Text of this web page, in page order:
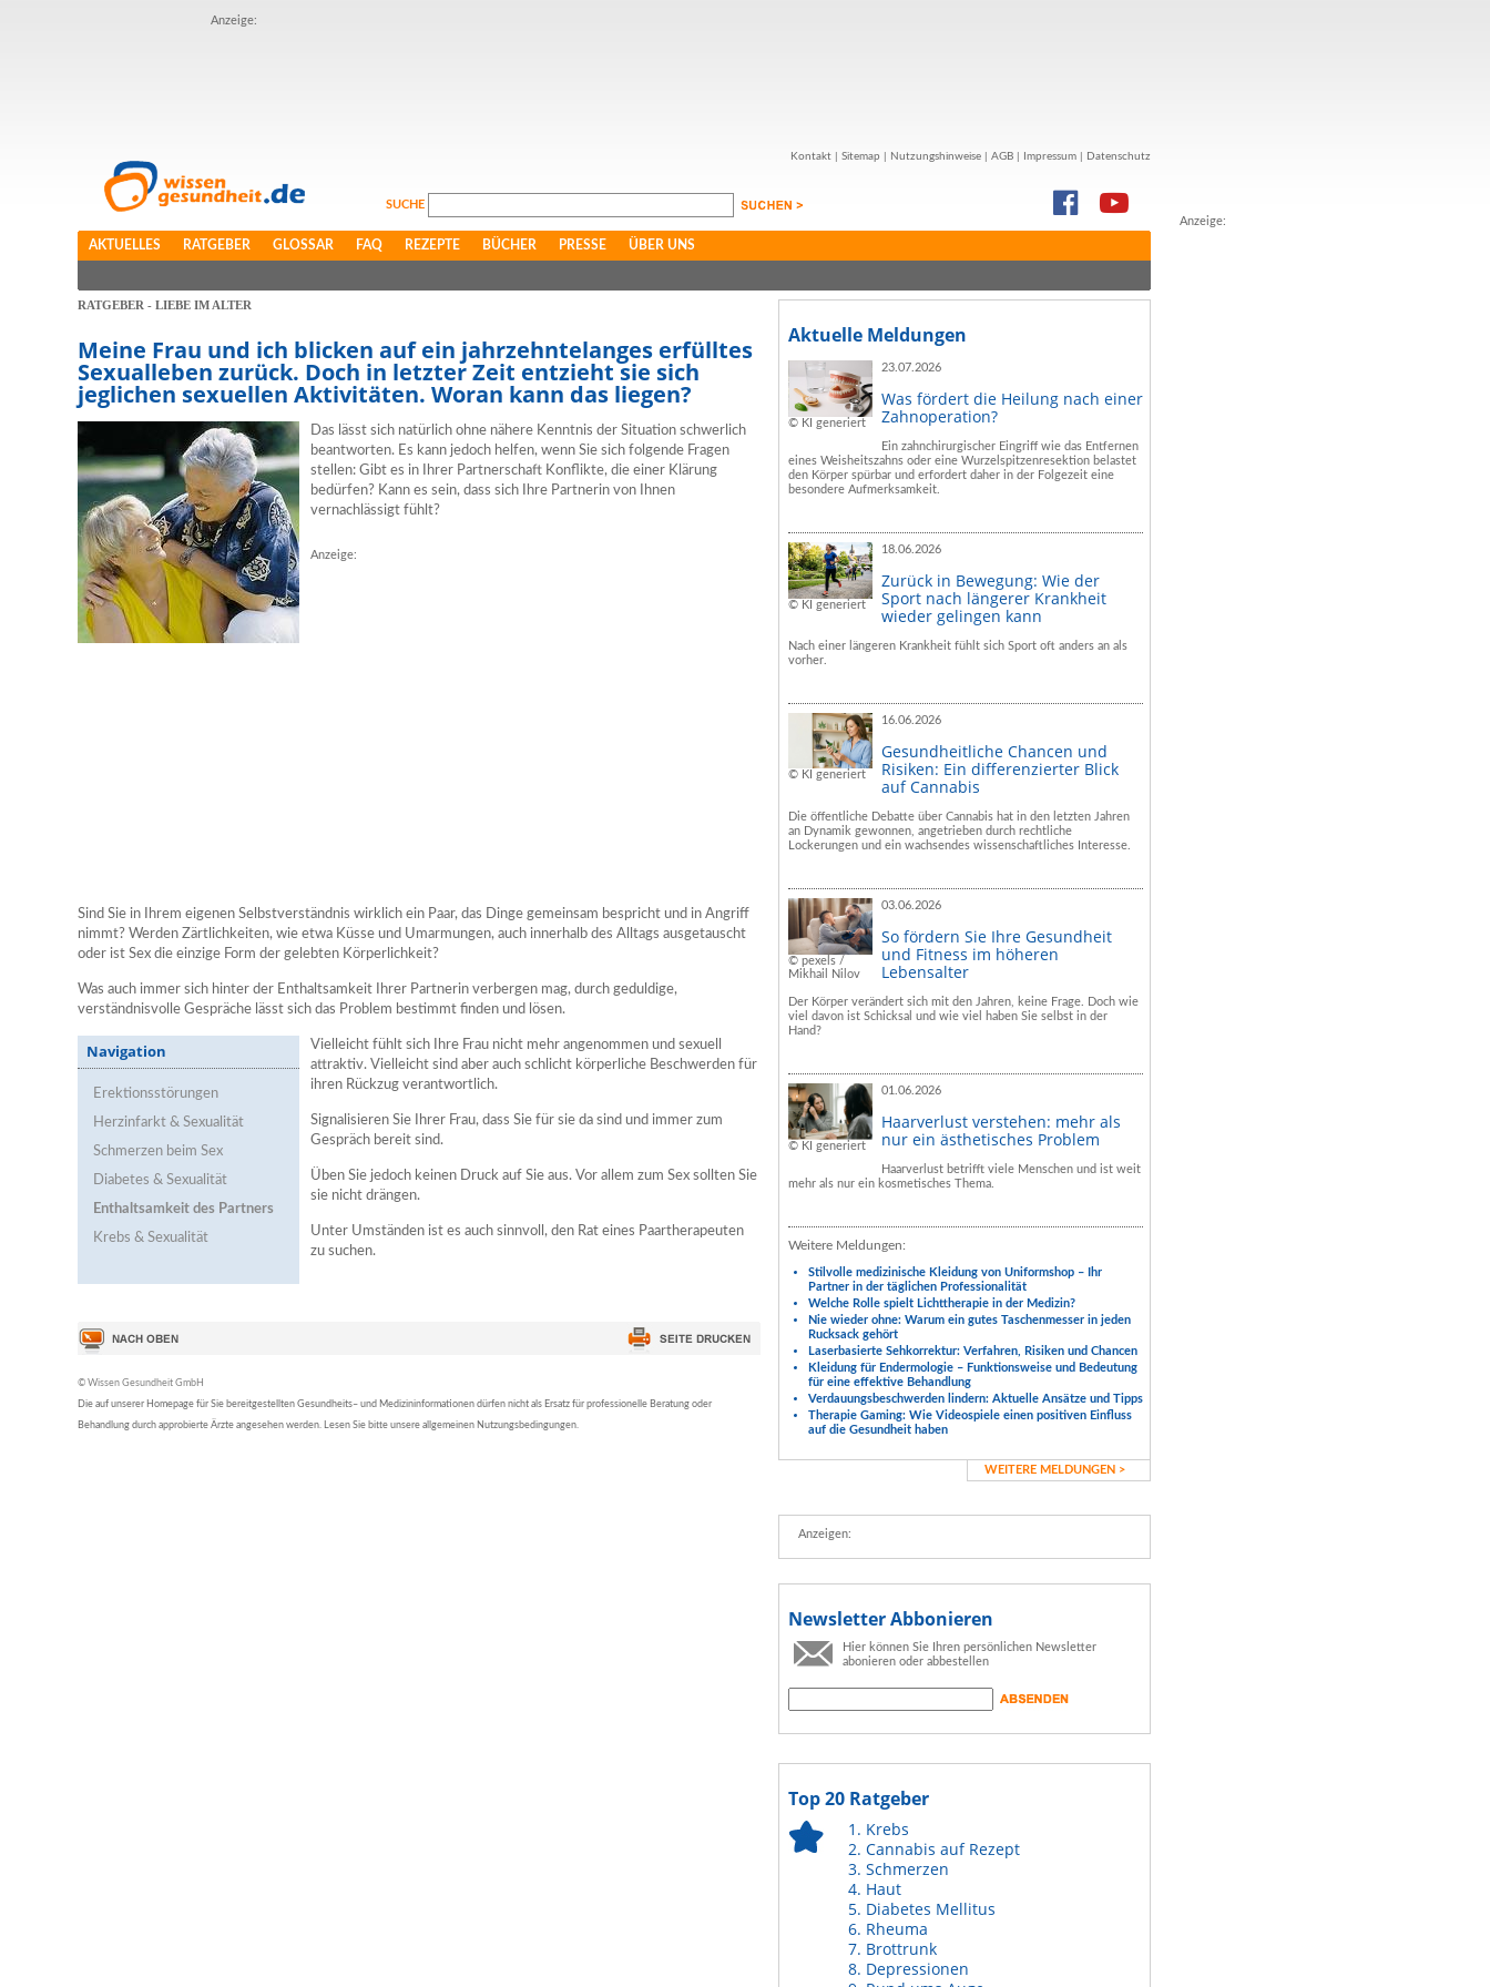
Anzeige:
Anzeige:
Kontakt Sitemap Nutzungshinweise AGB Impressum Datenschutz
SUCHE
AKTUELLES RATGEBER GLOSSAR FAQ REZEPTE BÜCHER PRESSE ÜBER UNS
RATGEBER - LIEBE IM ALTER
Meine Frau und ich blicken auf ein jahrzehntelanges erfülltes
Sexualleben zurück. Doch in letzter Zeit entzieht sie sich
jeglichen sexuellen Aktivitäten. Woran kann das liegen?
Das lässt sich natürlich ohne nähere Kenntnis der Situation schwerlich
beantworten. Es kann jedoch helfen, wenn Sie sich folgende Fragen
stellen: Gibt es in Ihrer Partnerschaft Konflikte, die einer Klärung
bedürfen? Kann es sein, dass sich Ihre Partnerin von Ihnen
vernachlässigt fühlt?
Anzeige:
Sind Sie in Ihrem eigenen Selbstverständnis wirklich ein Paar, das Dinge gemeinsam bespricht und in Angriff
nimmt? Werden Zärtlichkeiten, wie etwa Küsse und Umarmungen, auch innerhalb des Alltags ausgetauscht
oder ist Sex die einzige Form der gelebten Körperlichkeit?
Was auch immer sich hinter der Enthaltsamkeit Ihrer Partnerin verbergen mag, durch geduldige,
verständnisvolle Gespräche lässt sich das Problem bestimmt finden und lösen.
Navigation
Erektionsstörungen
Herzinfarkt & Sexualität
Schmerzen beim Sex
Diabetes & Sexualität
Enthaltsamkeit des Partners
Krebs & Sexualität
Vielleicht fühlt sich Ihre Frau nicht mehr angenommen und sexuell
attraktiv. Vielleicht sind aber auch schlicht körperliche Beschwerden für
ihren Rückzug verantwortlich.
Signalisieren Sie Ihrer Frau, dass Sie für sie da sind und immer zum
Gespräch bereit sind.
Üben Sie jedoch keinen Druck auf Sie aus. Vor allem zum Sex sollten Sie
sie nicht drängen.
Unter Umständen ist es auch sinnvoll, den Rat eines Paartherapeuten
zu suchen.
© Wissen Gesundheit GmbH
Die auf unserer Homepage für Sie bereitgestellten Gesundheits– und Medizininformationen dürfen nicht als Ersatz für professionelle Beratung oder
Behandlung durch approbierte Ärzte angesehen werden. Lesen Sie bitte unsere allgemeinen Nutzungsbedingungen.
Aktuelle Meldungen
© KI generiert
23.07.2026
Was fördert die Heilung nach einer
Zahnoperation?
Ein zahnchirurgischer Eingriff wie das Entfernen
eines Weisheitszahns oder eine Wurzelspitzenresektion belastet
den Körper spürbar und erfordert daher in der Folgezeit eine
besondere Aufmerksamkeit.
© KI generiert
18.06.2026
Zurück in Bewegung: Wie der
Sport nach längerer Krankheit
wieder gelingen kann
Nach einer längeren Krankheit fühlt sich Sport oft anders an als
vorher.
© KI generiert
16.06.2026
Gesundheitliche Chancen und
Risiken: Ein differenzierter Blick
auf Cannabis
Die öffentliche Debatte über Cannabis hat in den letzten Jahren
an Dynamik gewonnen, angetrieben durch rechtliche
Lockerungen und ein wachsendes wissenschaftliches Interesse.
© pexels /
Mikhail Nilov
03.06.2026
So fördern Sie Ihre Gesundheit
und Fitness im höheren
Lebensalter
Der Körper verändert sich mit den Jahren, keine Frage. Doch wie
viel davon ist Schicksal und wie viel haben Sie selbst in der
Hand?
© KI generiert
01.06.2026
Haarverlust verstehen: mehr als
nur ein ästhetisches Problem
Haarverlust betrifft viele Menschen und ist weit
mehr als nur ein kosmetisches Thema.
Weitere Meldungen:
Stilvolle medizinische Kleidung von Uniformshop – Ihr
Partner in der täglichen Professionalität
Welche Rolle spielt Lichttherapie in der Medizin?
Nie wieder ohne: Warum ein gutes Taschenmesser in jeden
Rucksack gehört
Laserbasierte Sehkorrektur: Verfahren, Risiken und Chancen
Kleidung für Endermologie – Funktionsweise und Bedeutung
für eine effektive Behandlung
Verdauungsbeschwerden lindern: Aktuelle Ansätze und Tipps
Therapie Gaming: Wie Videospiele einen positiven Einfluss
auf die Gesundheit haben
WEITERE MELDUNGEN >
Anzeigen:
Newsletter Abbonieren
Hier können Sie Ihren persönlichen Newsletter
abonieren oder abbestellen
Top 20 Ratgeber
Krebs
Cannabis auf Rezept
Schmerzen
Haut
Diabetes Mellitus
Rheuma
Brottrunk
Depressionen